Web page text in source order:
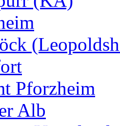
Pforzheim
Alb